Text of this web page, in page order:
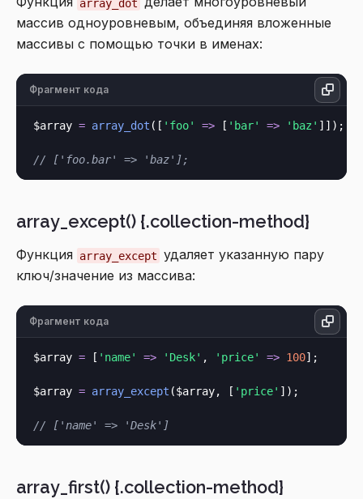
array_dot
массив одноуровневым, объединяя вложенные
массивы с помощью точки в именах:
Фрагмент кода
$array = array_dot ([ 'foo' => [ 'bar' => 'baz' ]]);
// ['foo.bar' => 'baz'];
array_except() {.collection-method}
Функция array_except удаляет указанную пару
ключ/значение из массива:
Фрагмент кода
$array = [ 'name' => 'Desk' , 'price' => 100];
$array = array_except ($array, [ 'price' ]);
// ['name' => 'Desk']
array_first() {.collection-method}